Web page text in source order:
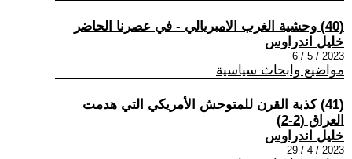
(40) وحشية الغرب الامبريالي - في عصرنا الحاضر
خليل اندراوس
2023 / 5 / 6
مواضيع وابحاث سياسية
(41) كذبة القرن للمتوحش الأمريكي التي هدمت
العراق (2-2)
خليل اندراوس
2023 / 4 / 29